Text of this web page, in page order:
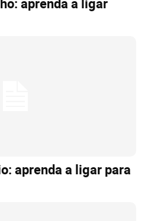
aprenda a ligar para